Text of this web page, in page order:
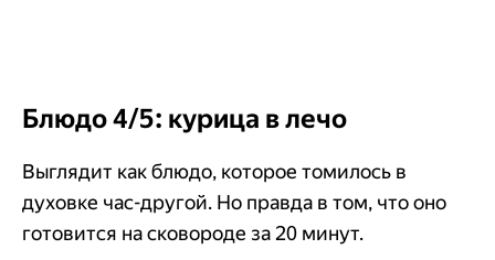
Блюдо 4/5: курица в лечо
Выглядит как блюдо, которое томилось в
духовке час-другой. Но правда в том, что оно
готовится на сковороде за 20 минут.